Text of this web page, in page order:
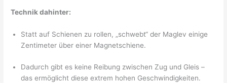
Technik dahinter:
Statt auf Schienen zu rollen, „schwebt“ der Maglev einige
Zentimeter über einer Magnetschiene.
Dadurch gibt es keine Reibung zwischen Zug und Gleis –
das ermöglicht diese extrem hohen Geschwindigkeiten.